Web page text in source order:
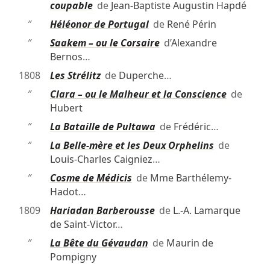
coupablede Jean-Baptiste Augustin Hapdé
″
Héléonor de Portugalde René Périn
″
Saakem – ou le Corsaired’Alexandre
Bernos…
1808
Les Strélitzde Duperche…
″
Clara – ou le Malheur et la Consciencede
Hubert
″
La Bataille de Pultawade Frédéric…
″
La Belle-mère et les Deux Orphelins de
Louis-Charles Caigniez…
″
Cosme de Médicis de Mme Barthélemy-
Hadot…
1809
Hariadan Barberoussede L.-A. Lamarque
de Saint-Victor…
″
La Bête du Gévaudan de Maurin de
Pompigny